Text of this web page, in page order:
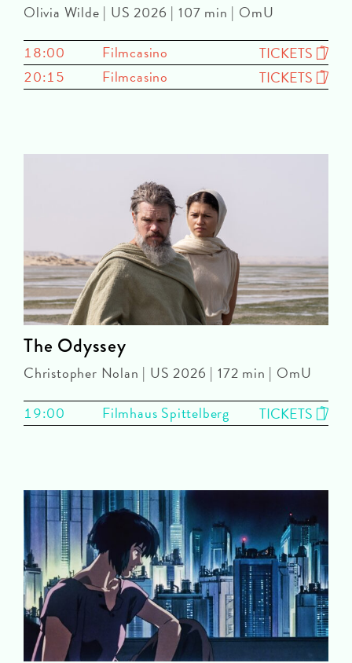
Olivia Wilde | US 2026 | 107 min | OmU
18:00
Filmcasino
TICKETS
20:15
Filmcasino TICKETS
The Odyssey
Christopher Nolan | US 2026 | 172 min | OmU
19:00
Filmhaus Spittelberg TICKETS